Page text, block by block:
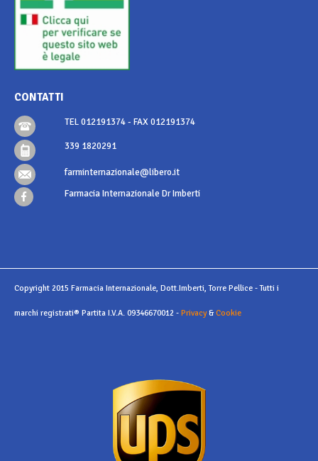
CONTATTI
TEL 012191374 - FAX 012191374
339 1820291
farminternazionale@libero.it
Farmacia Internazionale Dr Imberti
Copyright 2015 Farmacia Internazionale, Dott.Imberti, Torre Pellice - Tutti i
marchi registrati® Partita I.V.A. 09346670012 - Privacy&Cookie